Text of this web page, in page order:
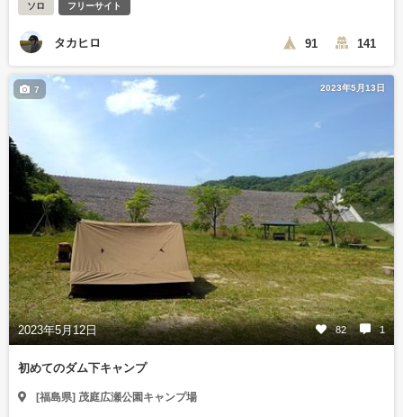
ソロ フリーサイト
タカヒロ 91 141
2023年5月13日
2023年5月12日 82 1
7
初めてのダム下キャンプ
[福島県] 茂庭広瀬公園キャンプ場